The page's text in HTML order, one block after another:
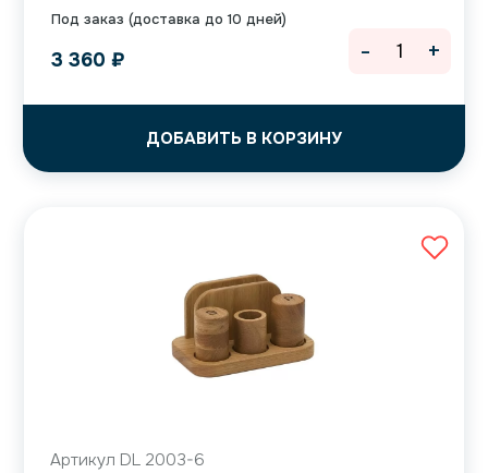
Под заказ (доставка до 10 дней)
3 360 ₽
ДОБАВИТЬ В КОРЗИНУ
- +
Артикул DL 2003-6